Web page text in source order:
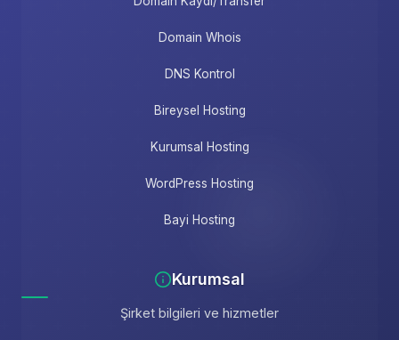
Domain Whois
DNS Kontrol
Bireysel Hosting
Kurumsal Hosting
WordPress Hosting
Bayi Hosting
Kurumsal
Şirket bilgileri ve hizmetler